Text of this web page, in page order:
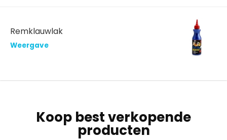
Remklauwlak
Weergave
Koop best verkopende
producten